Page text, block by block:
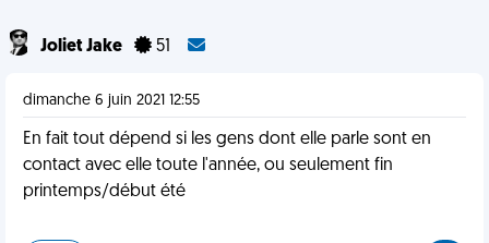
Joliet Jake 51
dimanche 6 juin 2021 12:55
En fait tout dépend si les gens dont elle parle sont en
contact avec elle toute l'année, ou seulement fin
printemps/début été